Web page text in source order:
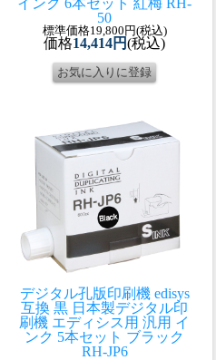
インク 6本セット 紅梅 RH-
50
標準価格19,800円(税込)
価格14,414円(税込)
デジタル孔版印刷機 edisys
互換 黒 日本製デジタル印
刷機 エディシス用 汎用 イ
ンク 5本セット ブラック
RH-JP6